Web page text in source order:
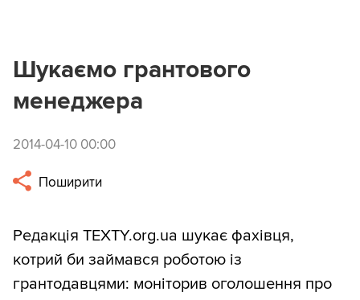
Шукаємо грантового
менеджера
2014-04-10 00:00
Поширити
Редакція TEXTY.org.ua шукає фахівця,
котрий би займався роботою із
грантодавцями: моніторив оголошення про